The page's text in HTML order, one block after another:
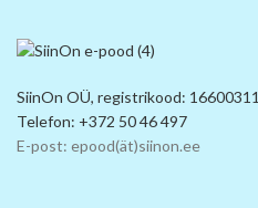
SiinOn OÜ, registrikood: 16600311
Telefon: +372 50 46 497
E-post: epood(ät)siinon.ee